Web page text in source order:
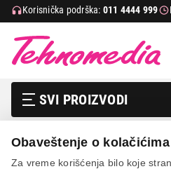
Obaveštenje o kolačićima
Za vreme korišćenja bilo koje
Korisnička podrška: 011 4444 999
SVI PROIZVODI
Mali kuhinjski aparati